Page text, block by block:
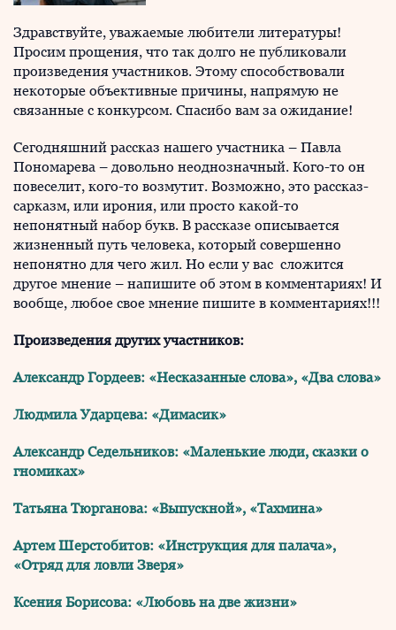
Здравствуйте, уважаемые любители литературы!
Просим прощения, что так долго не публиковали
произведения участников. Этому способствовали
некоторые объективные причины, напрямую не
связанные с конкурсом. Спасибо вам за ожидание!
Сегодняшний рассказ нашего участника – Павла
Пономарева – довольно неоднозначный. Кого-то он
повеселит, кого-то возмутит. Возможно, это рассказ-
сарказм, или ирония, или просто какой-то
непонятный набор букв. В рассказе описывается
жизненный путь человека, который совершенно
непонятно для чего жил. Но если у вас сложится
другое мнение – напишите об этом в комментариях! И
вообще, любое свое мнение пишите в комментариях!!!
Произведения других участников:
Александр Гордеев: «Несказанные слова», «Два слова»
Людмила Ударцева: «Димасик»
Александр Седельников: «Маленькие люди, сказки о
гномиках»
Татьяна Тюрганова: «Выпускной», «Тахмина»
Артем Шерстобитов: «Инструкция для палача»,
«Отряд для ловли Зверя»
Ксения Борисова: «Любовь на две жизни»